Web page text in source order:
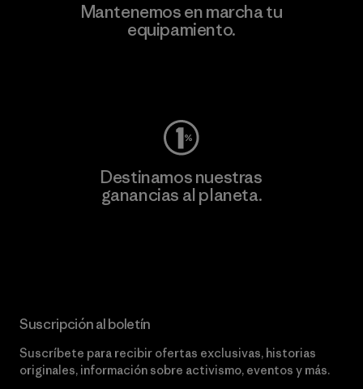
Mantenemos en marcha tu
equipamiento.
Destinamos nuestras
ganancias al planeta.
Suscripción al boletín
Suscríbete para recibir ofertas exclusivas, historias
originales, información sobre activismo, eventos y más.